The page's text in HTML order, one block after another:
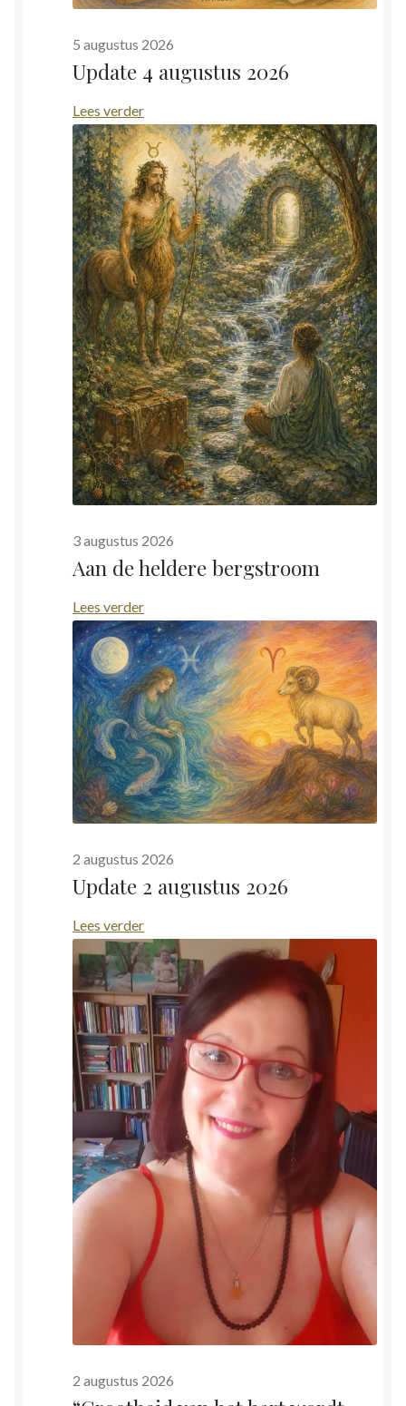
5 augustus 2026
Update 4 augustus 2026
Lees verder:
Update
4
augustus
2026
3 augustus 2026
Aan de heldere bergstroom
Lees verder:
Aan
de
heldere
bergstroom
2 augustus 2026
Update 2 augustus 2026
Lees verder:
Update
2
augustus
2026
2 augustus 2026